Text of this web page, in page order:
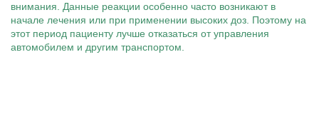
внимания. Данные реакции особенно часто возникают в
начале лечения или при применении высоких доз. Поэтому на
этот период пациенту лучше отказаться от управления
автомобилем и другим транспортом.